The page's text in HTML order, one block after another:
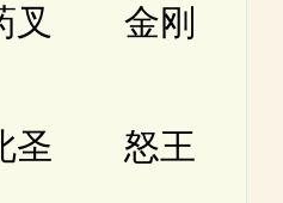
叉 金刚
圣 怒王